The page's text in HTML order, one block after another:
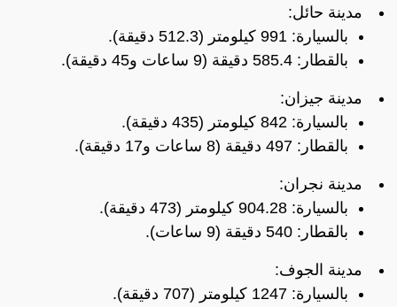
مدينة حائل:
بالسيارة: 991 كيلومتر (512.3 دقيقة).
بالقطار: 585.4 دقيقة (9 ساعات و45 دقيقة).
مدينة جيزان:
بالسيارة: 842 كيلومتر (435 دقيقة).
بالقطار: 497 دقيقة (8 ساعات و17 دقيقة).
مدينة نجران:
بالسيارة: 904.28 كيلومتر (473 دقيقة).
بالقطار: 540 دقيقة (9 ساعات).
مدينة الجوف:
بالسيارة: 1247 كيلومتر (707 دقيقة).